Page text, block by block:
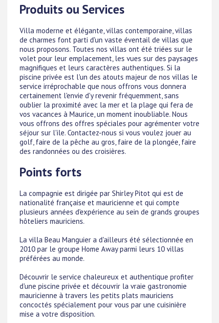
Produits ou Services
Villa moderne et élégante, villas contemporaine, villas
de charmes font parti d'un vaste éventail de villas que
nous proposons. Toutes nos villas ont été triées sur le
volet pour leur emplacement, les vues sur des paysages
magnifiques et leurs caractères authentiques. Si la
piscine privée est l'un des atouts majeur de nos villas le
service irréprochable que nous offrons vous donnera
certainement l'envie d'y revenir fréquemment, sans
oublier la proximité avec la mer et la plage qui fera de
vos vacances à Maurice, un moment inoubliable. Nous
vous offrons des offres spéciales pour agrémenter votre
séjour sur l'ile. Contactez-nous si vous voulez jouer au
golf, faire de la pêche au gros, faire de la plongée, faire
des randonnées ou des croisières.
Points forts
La compagnie est dirigée par Shirley Pitot qui est de
nationalité française et mauricienne et qui compte
plusieurs années d'expérience au sein de grands groupes
hôteliers mauriciens.
La villa Beau Manguier a d'ailleurs été sélectionnée en
2010 par le groupe Home Away parmi leurs 10 villas
préférées au monde.
Découvrir le service chaleureux et authentique profiter
d'une piscine privée et découvrir la vraie gastronomie
mauricienne à travers les petits plats mauriciens
concoctés spécialement pour vous par une cuisinière
mise a votre disposition.